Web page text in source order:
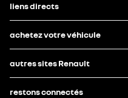
liens directs
achetez votre véhicule
autres sites Renault
restons connectés